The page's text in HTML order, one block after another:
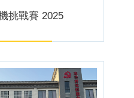
挑戰賽 2025